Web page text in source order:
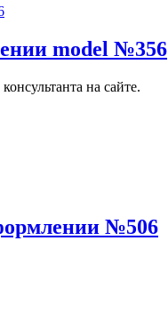
model №356
на сайте.
№506